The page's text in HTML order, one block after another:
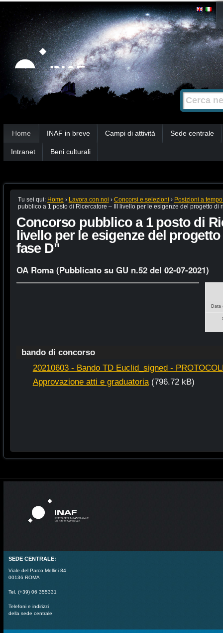
Strumenti
personali
Salta
contenuti.
|
Salta
alla
navigazione
Cerca nel
Ricerca
avanzata…
Home INAF in breve Campi di attività Sede centrale
Intranet Beni culturali
Tu sei qui: Home › Lavora con noi › Concorsi e selezioni › Posizioni a
pubblico a 1 posto di Ricercatore – III livello per le esigenze del progetto di
Concorso pubblico a 1 posto di
livello per le esigenze del
fase D"
OA Roma (Pubblicato su GU n.52 del 02-07-2021)
bando di concorso
20210603 - Bando TD Euclid_signed -
Approvazione atti e graduatoria (796.72 kB)
SEDE CENTRALE:
Viale del Parco Mellini 84
00136 ROMA
Tel. (+39) 06 355331
Telefoni e indirizzi
della sede centrale